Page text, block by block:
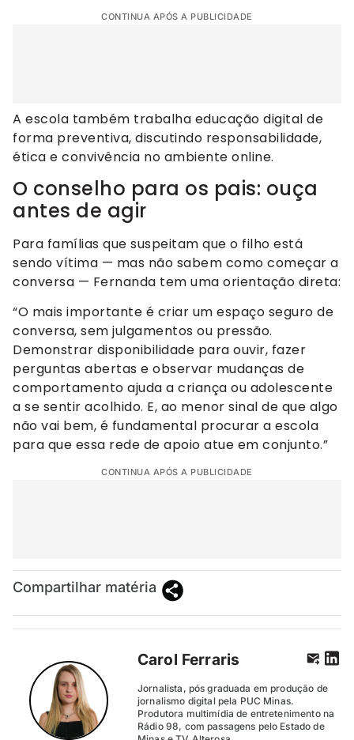
CONTINUA APÓS A PUBLICIDADE
A escola também trabalha educação digital de
forma preventiva, discutindo responsabilidade,
ética e convivência no ambiente online.
O conselho para os pais: ouça
antes de agir
Para famílias que suspeitam que o filho está
sendo vítima — mas não sabem como começar a
conversa — Fernanda tem uma orientação direta:
“O mais importante é criar um espaço seguro de
conversa, sem julgamentos ou pressão.
Demonstrar disponibilidade para ouvir, fazer
perguntas abertas e observar mudanças de
comportamento ajuda a criança ou adolescente
a se sentir acolhido. E, ao menor sinal de que algo
não vai bem, é fundamental procurar a escola
para que essa rede de apoio atue em conjunto.”
CONTINUA APÓS A PUBLICIDADE
Compartilhar matéria
Carol Ferraris
Jornalista, pós graduada em produção de
jornalismo digital pela PUC Minas.
Produtora multimídia de entretenimento na
Rádio 98, com passagens pelo Estado de